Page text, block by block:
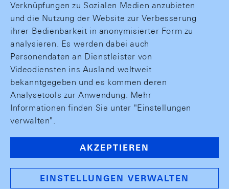
Verknüpfungen zu Sozialen Medien anzubieten
und die Nutzung der Website zur Verbesserung
ihrer Bedienbarkeit in anonymisierter Form zu
analysieren. Es werden dabei auch
Personendaten an Dienstleister von
Videodiensten ins Ausland weltweit
bekanntgegeben und es kommen deren
Analysetools zur Anwendung. Mehr
Informationen finden Sie unter "Einstellungen
verwalten".
AKZEPTIEREN
EINSTELLUNGEN VERWALTEN